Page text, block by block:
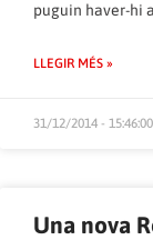
puguin haver-hi
LLEGIR MÉS »
31/12/2014 - 15:46:00
Una nova